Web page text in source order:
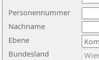
Nachname
Ebene
Personennummer
Bundesland